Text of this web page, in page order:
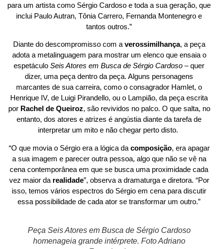
para um artista como Sérgio Cardoso e toda a sua geração, que
inclui Paulo Autran, Tônia Carrero, Fernanda Montenegro e
tantos outros.”
Diante do descompromisso com a verossimilhança, a peça
adota a metalinguagem para mostrar um elenco que ensaia o
espetáculo Seis Atores em Busca de Sérgio Cardoso – quer
dizer, uma peça dentro da peça. Alguns personagens
marcantes de sua carreira, como o consagrador Hamlet, o
Henrique IV, de Luigi Pirandello, ou o Lampião, da peça escrita
por Rachel de Queiroz, são revividos no palco. O que salta, no
entanto, dos atores e atrizes é angústia diante da tarefa de
interpretar um mito e não chegar perto disto.
“O que movia o Sérgio era a lógica da composição, era apagar
a sua imagem e parecer outra pessoa, algo que não se vê na
cena contemporânea em que se busca uma proximidade cada
vez maior da realidade”, observa a dramaturga e diretora. “Por
isso, temos vários espectros do Sérgio em cena para discutir
essa possibilidade de cada ator se transformar um outro.”
Peça Seis Atores em Busca de Sérgio Cardoso
homenageia grande intérprete. Foto Adriano